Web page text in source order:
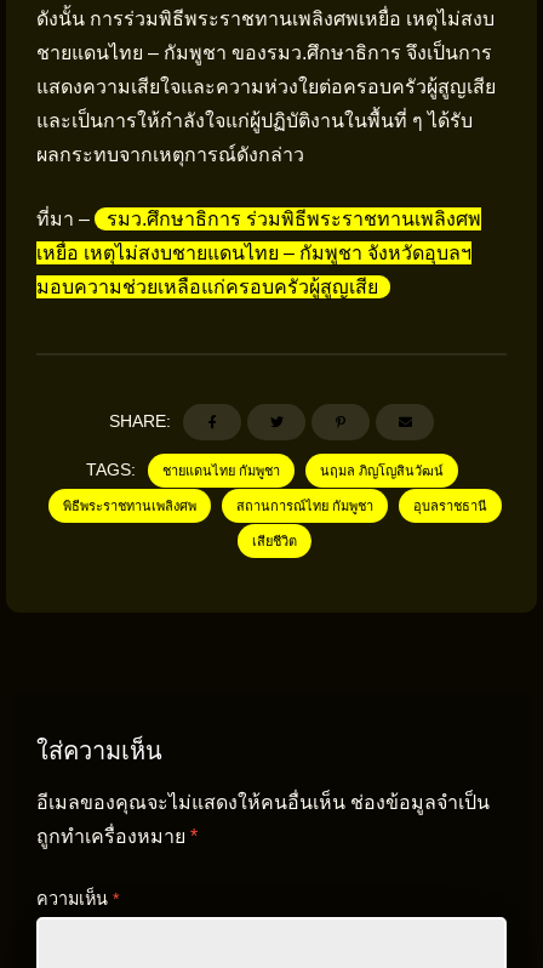
ดังนั้น การร่วมพิธีพระราชทานเพลิงศพเหยื่อ เหตุไม่สงบ
ชายแดนไทย – กัมพูชา ของรมว.ศึกษาธิการ จึงเป็นการ
แสดงความเสียใจและความห่วงใยต่อครอบครัวผู้สูญเสีย
และเป็นการให้กำลังใจแก่ผู้ปฏิบัติงานในพื้นที่ ๆ ได้รับ
ผลกระทบจากเหตุการณ์ดังกล่าว
ที่มา –
รมว.ศึกษาธิการ ร่วมพิธีพระราชทานเพลิงศพ
เหยื่อ เหตุไม่สงบชายแดนไทย – กัมพูชา จังหวัดอุบลฯ
มอบความช่วยเหลือแก่ครอบครัวผู้สูญเสีย
SHARE:
TAGS: ชายแดนไทย กัมพูชา นฤมล ภิญโญสินวัฒน์
พิธีพระราชทานเพลิงศพ สถานการณ์ไทย กัมพูชา อุบลราชธานี
เสียชีวิต
ใส่ความเห็น
อีเมลของคุณจะไม่แสดงให้คนอื่นเห็น ช่องข้อมูลจำเป็น
ถูกทำเครื่องหมาย *
ความเห็น *